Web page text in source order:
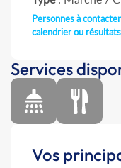
Personnes à
calendrier ou résultats
Services
Vos